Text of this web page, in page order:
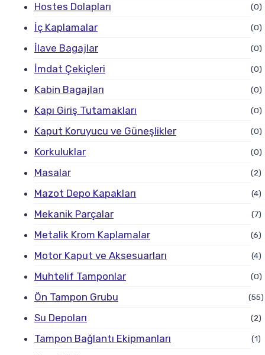
Hostes Dolapları (0)
İç Kaplamalar (0)
İlave Bagajlar (0)
İmdat Çekiçleri (0)
Kabin Bagajları (0)
Kapı Giriş Tutamakları (0)
Kaput Koruyucu ve Güneşlikler (0)
Korkuluklar (0)
Masalar (2)
Mazot Depo Kapakları (4)
Mekanik Parçalar (7)
Metalik Krom Kaplamalar (6)
Motor Kaput ve Aksesuarları (4)
Muhtelif Tamponlar (0)
Ön Tampon Grubu (55)
Su Depoları (2)
Tampon Bağlantı Ekipmanları (1)